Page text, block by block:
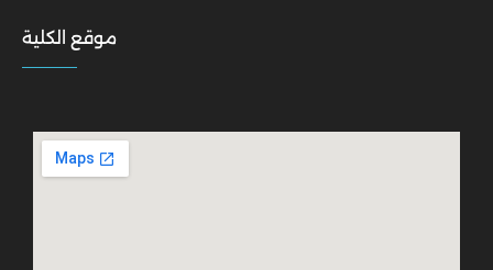
موقع الكلية